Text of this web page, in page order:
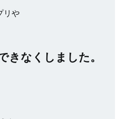
リや
きなくしました。